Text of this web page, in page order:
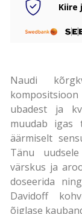
Kiire
Naudi
ubadest ja
muudab igas
äärmiselt
Tänu
värskus ja
doseerida
Davidoff
õiglase